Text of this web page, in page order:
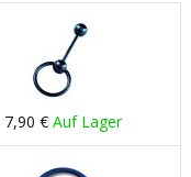
7,90 € Auf Lager